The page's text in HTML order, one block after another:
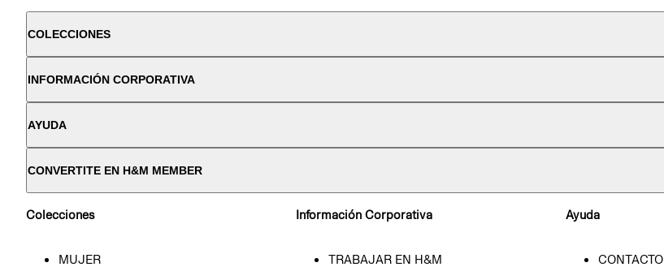
COLECCIONES
INFORMACIÓN CORPORATIVA
AYUDA
CONVERTITE EN H&M MEMBER
Colecciones
MUJER
Información Corporativa
TRABAJAR EN H&M
Ayuda
CONTACTO